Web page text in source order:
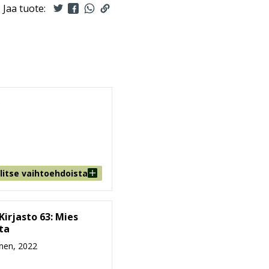
Jaa tuote:
vaihtoehdoista
63: Mies
2022